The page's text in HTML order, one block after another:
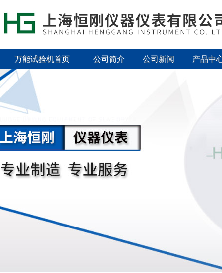
万能试验机首页 公司简介 公司新闻 产品中